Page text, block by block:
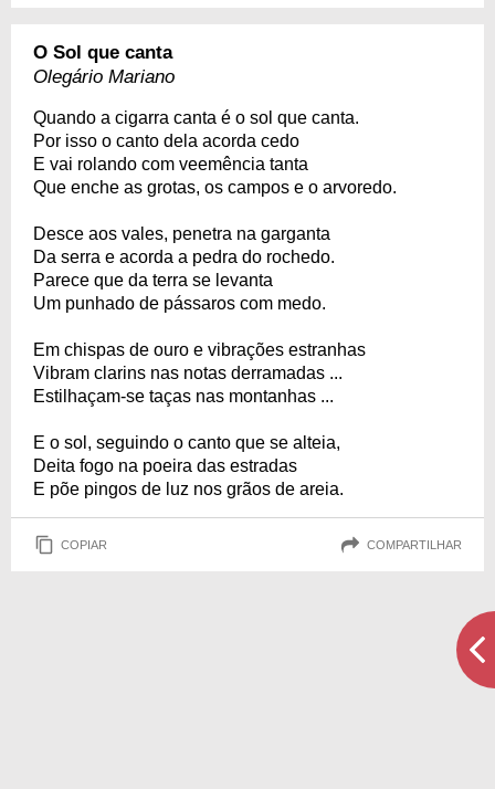
O Sol que canta
Olegário Mariano
Quando a cigarra canta é o sol que canta.
Por isso o canto dela acorda cedo
E vai rolando com veemência tanta
Que enche as grotas, os campos e o arvoredo.
Desce aos vales, penetra na garganta
Da serra e acorda a pedra do rochedo.
Parece que da terra se levanta
Um punhado de pássaros com medo.
Em chispas de ouro e vibrações estranhas
Vibram clarins nas notas derramadas ...
Estilhaçam-se taças nas montanhas ...
E o sol, seguindo o canto que se alteia,
Deita fogo na poeira das estradas
E põe pingos de luz nos grãos de areia.
COPIAR COMPARTILHAR